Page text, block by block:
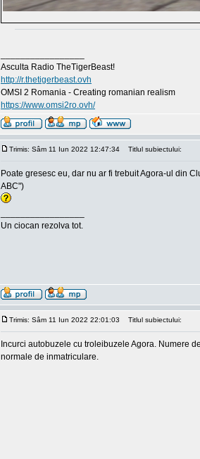
Asculta Radio TheTigerBeast!
http://r.thetigerbeast.ovh
OMSI 2 Romania - Creating romanian realism
https://www.omsi2ro.ovh/
Trimis: Sâm 11 Iun 2022 12:47:34 Titlul subiectului:
Poate gresesc eu, dar nu ar fi trebuit Agora-ul din
ABC")
Un ciocan rezolva tot.
Trimis: Sâm 11 Iun 2022 22:01:03 Titlul subiectului:
Incurci autobuzele cu troleibuzele Agora. Numere
normale de inmatriculare.